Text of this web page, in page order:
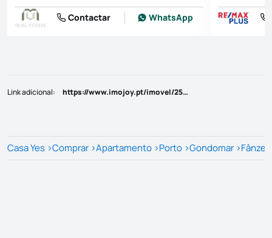
Contactar WhatsApp
Link adicional: https://www.imojoy.pt/imovel/25805602
Casa Yes >Comprar >Apartamento >Porto >Gondomar >